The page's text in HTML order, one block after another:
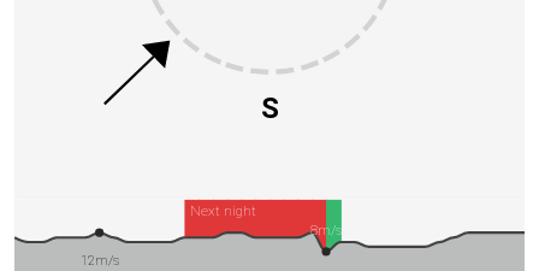
S
Next night
12m/s
8m/s